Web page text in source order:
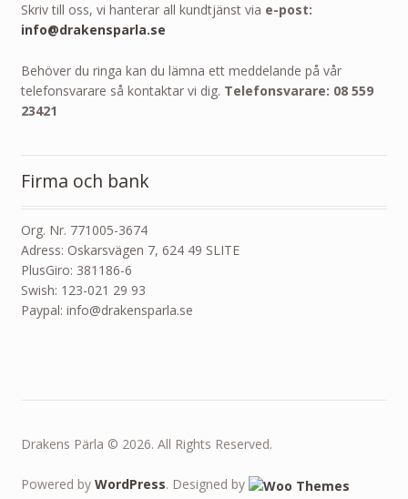
Skriv till oss, vi hanterar all kundtjänst via e-post:
info@drakensparla.se
Behöver du ringa kan du lämna ett meddelande på vår
telefonsvarare så kontaktar vi dig. Telefonsvarare: 08 559
23421
Firma och bank
Org. Nr. 771005-3674
Adress: Oskarsvägen 7, 624 49 SLITE
PlusGiro: 381186-6
Swish: 123-021 29 93
Paypal: info@drakensparla.se
Drakens Pärla © 2026. All Rights Reserved.
Powered by WordPress. Designed by